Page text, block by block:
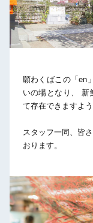
願わくばこの「en
いの場となり、
新
て存在できますよう
スタッフ一同、皆
おります。